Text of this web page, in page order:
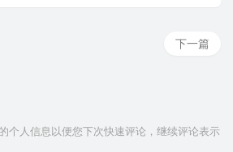
下一篇
个人信息以便您下次快速评论，继续评论表示